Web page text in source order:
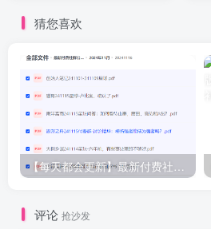
猜您喜欢
【每天都会更新】最新付费社群公众号文章
评论 抢沙发